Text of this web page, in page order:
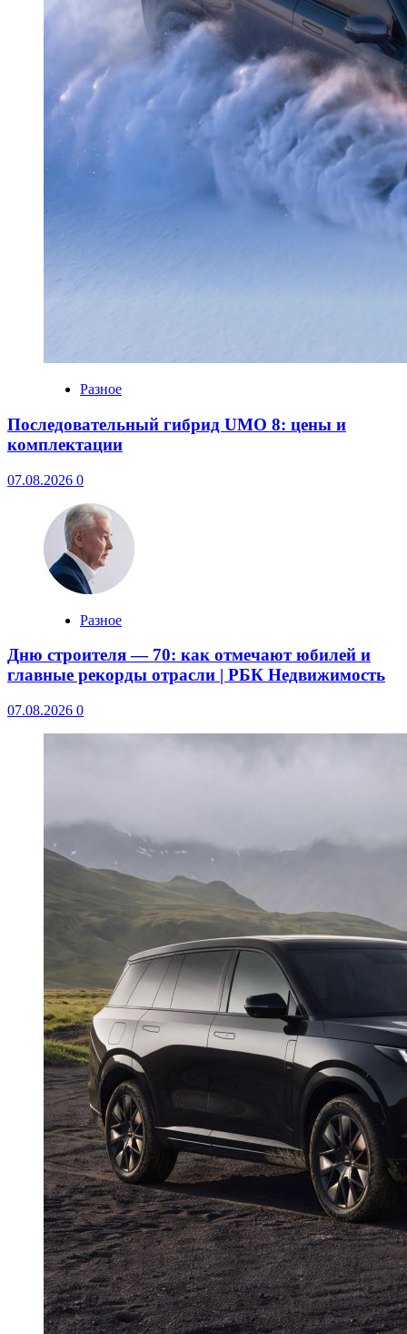
Разное
Последовательный гибрид UMO 8: цены и
комплектации
07.08.2026 0
Разное
Дню строителя — 70: как отмечают юбилей и
главные рекорды отрасли | РБК Недвижимость
07.08.2026 0